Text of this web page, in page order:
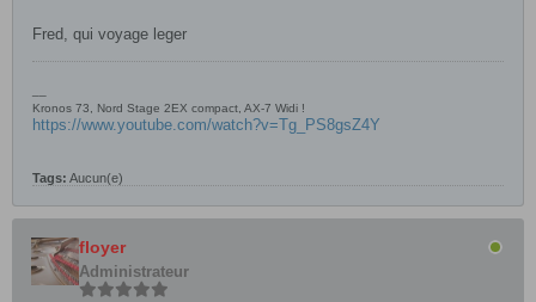
Fred, qui voyage leger
Kronos 73, Nord Stage 2EX compact, AX-7 Widi !
https://www.youtube.com/watch?v=Tg_PS8gsZ4Y
Tags: Aucun(e)
floyer
Administrateur